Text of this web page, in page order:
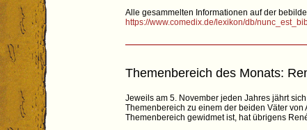
Alle gesammelten Informationen auf der
https://www.comedix.de/lexikon/db/
Themenbereich des Monats:
Jeweils am 5. November jeden Jahres jährt
Themenbereich zu einem der beiden Väter
Themenbereich gewidmet ist, hat übrigens